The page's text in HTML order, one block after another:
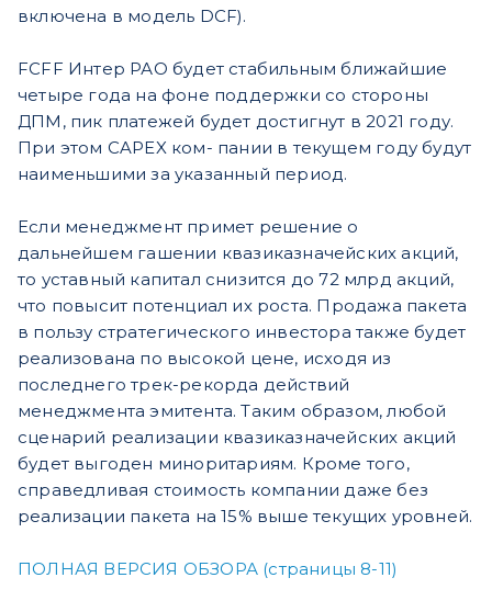
включена в модель DCF).
FCFF Интер РАО будет стабильным ближайшие
четыре года на фоне поддержки со стороны
ДПМ, пик платежей будет достигнут в 2021 году.
При этом CAPEX ком- пании в текущем году будут
наименьшими за указанный период.
Если менеджмент примет решение о
дальнейшем гашении квазиказначейских акций,
то уставный капитал снизится до 72 млрд акций,
что повысит потенциал их роста. Продажа пакета
в пользу стратегического инвестора также будет
реализована по высокой цене, исходя из
последнего трек-рекорда действий
менеджмента эмитента. Таким образом, любой
сценарий реализации квазиказначейских акций
будет выгоден миноритариям. Кроме того,
справедливая стоимость компании даже без
реализации пакета на 15% выше текущих уровней.
ПОЛНАЯ ВЕРСИЯ ОБЗОРА (страницы 8-11)